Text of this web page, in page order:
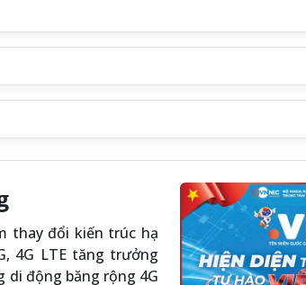
thay đổi kiến trúc hạ
4G LTE tăng trưởng
di động băng rộng 4G